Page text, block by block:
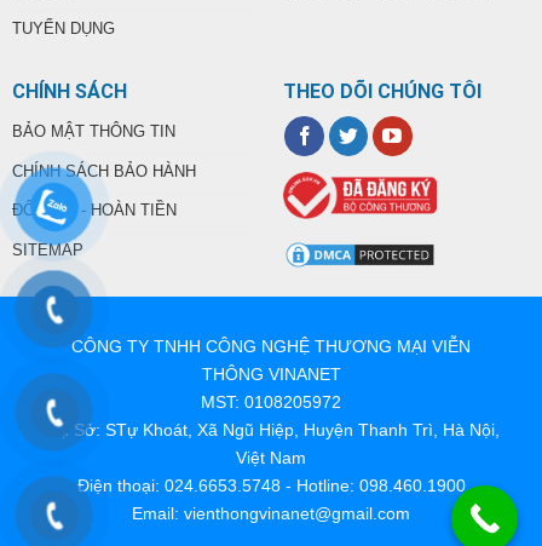
TUYỂN DỤNG
CHÍNH SÁCH
BẢO MẬT THÔNG TIN
CHÍNH SÁCH BẢO HÀNH
ĐỔI TRẢ - HOÀN TIỀN
SITEMAP
THEO DÕI CHÚNG TÔI
CÔNG TY TNHH CÔNG NGHỆ THƯƠNG MẠI VIỄN
THÔNG VINANET
MST: 0108205972
Trụ Sở: STự Khoát, Xã Ngũ Hiệp, Huyện Thanh Trì, Hà Nội,
Việt Nam
Điện thoại: 024.6653.5748 - Hotline: 098.460.1900
Email: vienthongvinanet@gmail.com